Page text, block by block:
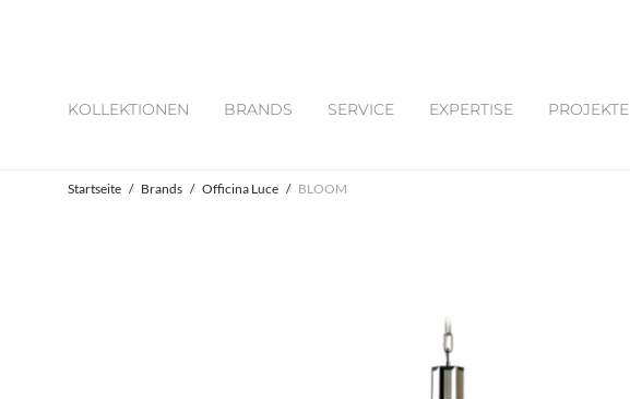
KOLLEKTIONEN BRANDS SERVICE EXPERTISE PROJEKTE
Startseite / Brands / Officina Luce / BLOOM